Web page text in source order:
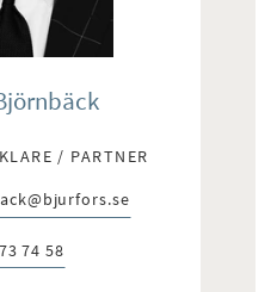
/ PARTNER
74 58